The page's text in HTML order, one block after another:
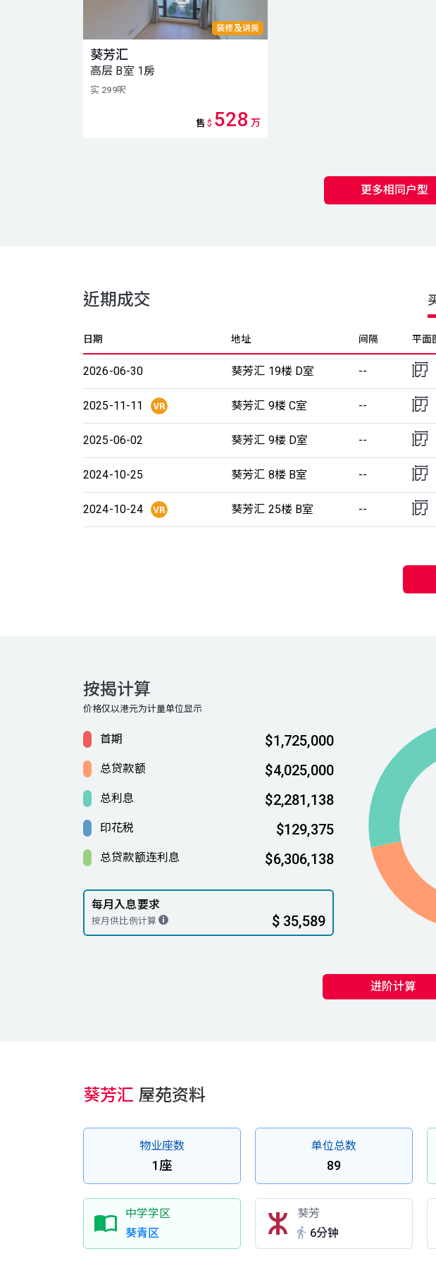
装修及讲房
葵芳汇
高层 B室 1房
实 299呎
售 $ 528 万
更多相同户型
近期成交
日期 地址 间隔 平面
2026-06-30 葵芳汇 19楼 D室 --
2025-11-11 葵芳汇 9楼 C室 --
2025-06-02 葵芳汇 9楼 D室 --
2024-10-25 葵芳汇 8楼 B室 --
2024-10-24 葵芳汇 25楼 B室 --
按揭计算
价格仅以港元为计量单位显示
首期 $1,725,000
总贷款额 $4,025,000
总利息 $2,281,138
印花税 $129,375
总贷款额连利息 $6,306,138
每月入息要求
按月供比例计算 $ 35,589
进阶计算
葵芳汇 屋苑资料
物业座数
1座
单位总数
89
中学学区
葵青区
葵芳
6分钟